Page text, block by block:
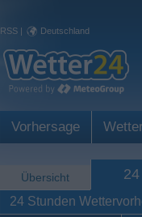
RSS | Deutschland
Vorhersage
Übersicht
24 Stunden